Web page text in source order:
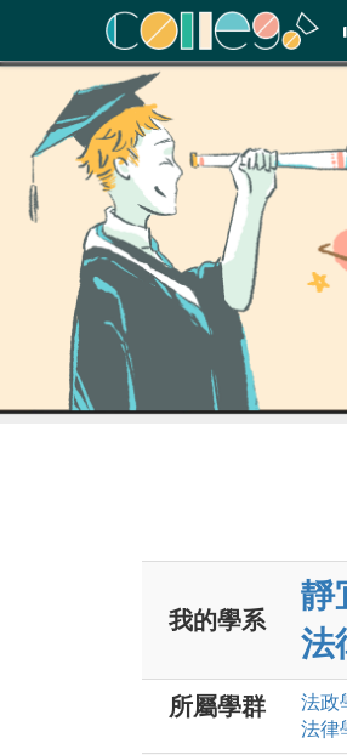
ColleGo! 大學選才與高中育
我的學系
靜
法
所屬學群 法政
法律